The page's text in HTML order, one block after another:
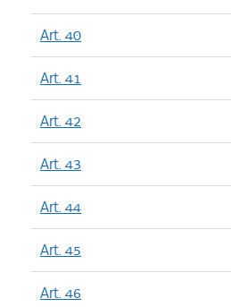
Art. 40
Art. 41
Art. 42
Art. 43
Art. 44
Art. 45
Art. 46